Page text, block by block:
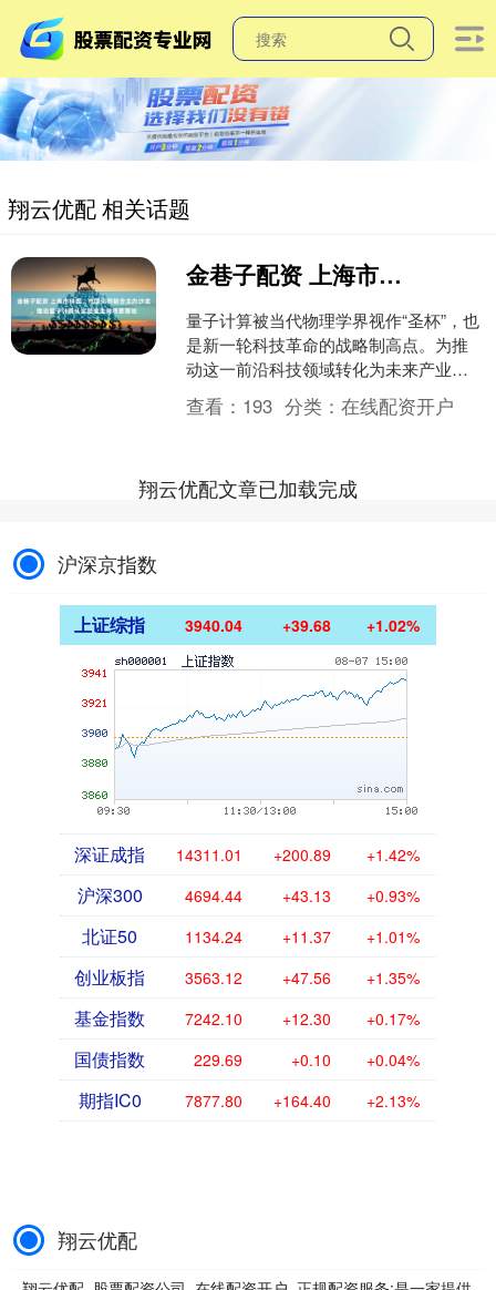
翔云优配 相关话题
金巷子配资 上海市科委、市国资委联合主办沙龙，推动量子计算从实验室走向场景落地
量子计算被当代物理学界视作“圣杯”，也
是新一轮科技革命的战略制高点。为推
动这一前沿科技领域转化为未来产业，8
月1日下午，上海市科委、市国资委联合
主办的“量子计算....
查看： 193 分类：在线配资开户
翔云优配文章已加载完成
沪深京指数
上证综指 3940.04 +39.68 +1.02%
深证成指 14311.01 +200.89 +1.42%
沪深300 4694.44 +43.13 +0.93%
北证50 1134.24 +11.37 +1.01%
创业板指 3563.12 +47.56 +1.35%
基金指数 7242.10 +12.30 +0.17%
国债指数 229.69 +0.10 +0.04%
期指IC0 7877.80 +164.40 +2.13%
翔云优配